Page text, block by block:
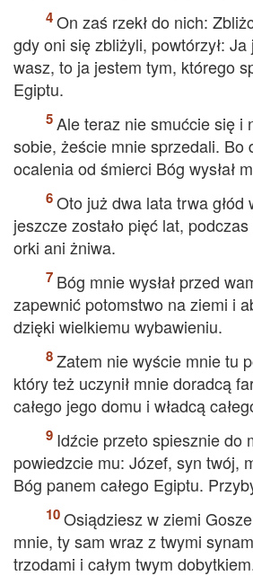
On zaś rzekł do nich:
gdy oni się zbliżyli, powtórzył:
wasz, to ja jestem tym, którego
Egiptu.
Ale teraz nie smućcie się i
sobie, żeście mnie sprzedali. Bo
ocalenia od śmierci Bóg wysłał
Oto już dwa lata trwa głód
jeszcze zostało pięć lat,
orki ani żniwa.
Bóg mnie wysłał przed
zapewnić potomstwo na ziemi i
dzięki wielkiemu wybawieniu.
Zatem nie wyście mnie tu
który też uczynił mnie doradcą
całego jego domu i władcą
Idźcie przeto spiesznie do
powiedzcie mu: Józef, syn twój,
Bóg panem całego Egiptu.
Osiądziesz w ziemi
mnie, ty sam wraz z twymi
trzodami i całym twym